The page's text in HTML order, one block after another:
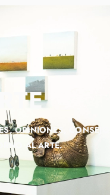
OPINIONES, CONSEJOS
AL ARTE.